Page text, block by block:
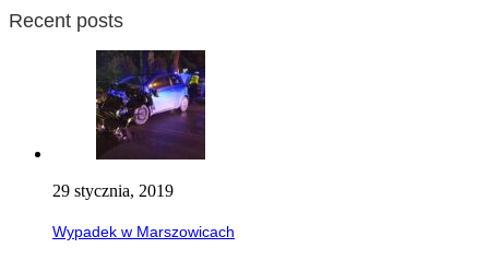
Recent posts
29 stycznia, 2019
Wypadek w Marszowicach